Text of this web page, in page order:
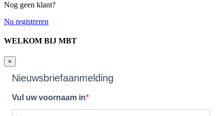
Nog geen klant?
Nu registreren
WELKOM BIJ MBT
×
Nieuwsbriefaanmelding
Vul uw voornaam in